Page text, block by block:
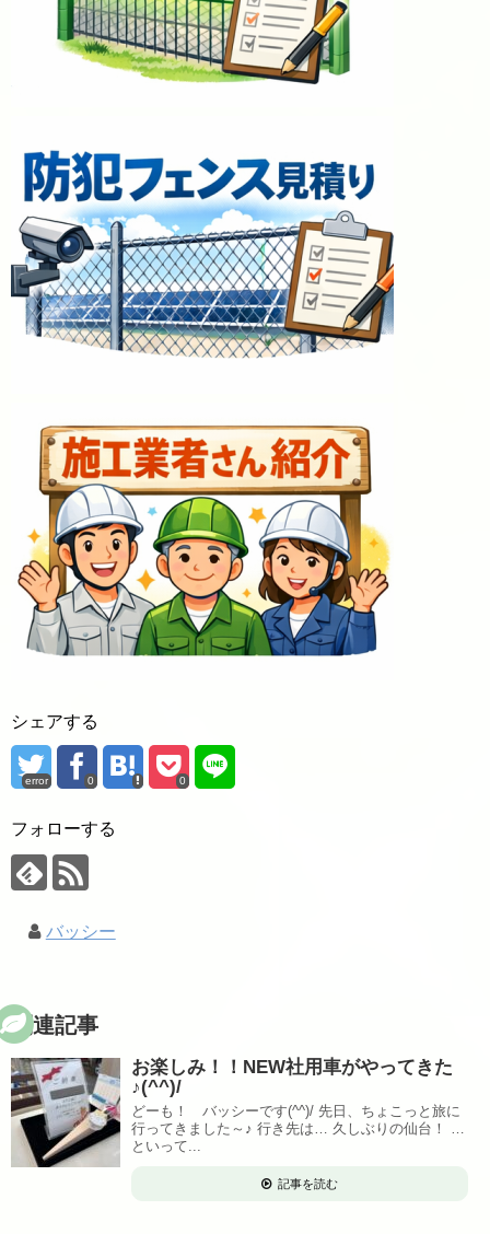
シェアする
error 0 0
フォローする
バッシー
関連記事
お楽しみ！！NEW社用車がやってきた
♪(^^)/
どーも！ バッシーです(^^)/ 先日、ちょこっと旅に
行ってきました～♪ 行き先は… 久しぶりの仙台！ …
といって...
記事を読む